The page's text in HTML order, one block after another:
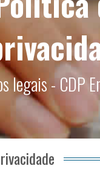
legais - CDP